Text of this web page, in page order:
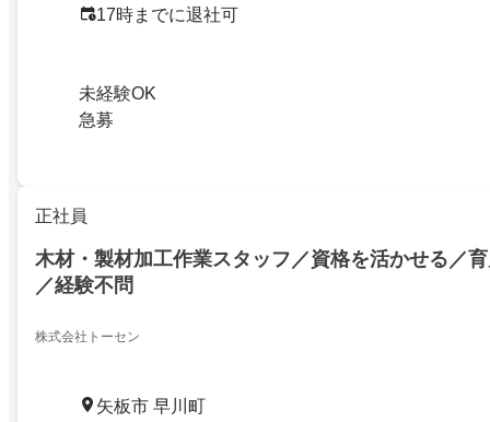
17時までに退社可
未経験OK
急募
正社員
木材・製材加工作業スタッフ／資格を活かせる／
／経験不問
株式会社トーセン
矢板市 早川町